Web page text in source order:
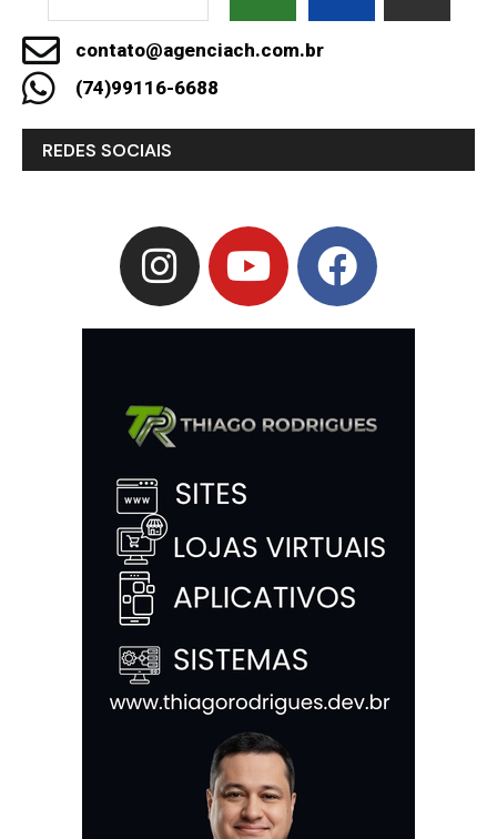
contato@agenciach.com.br
(74)99116-6688
REDES SOCIAIS